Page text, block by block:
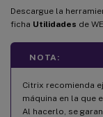
Descargue la
ficha Utilidades de
NOTA:
Citrix recomienda
máquina en la que
Al hacerlo, se